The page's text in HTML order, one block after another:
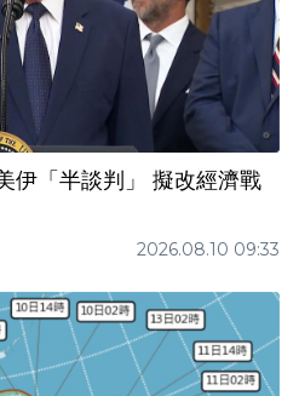
伊「半談判」 擬改經濟戰
2026.08.10 09:33